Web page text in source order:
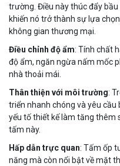
trường. Điều này thúc đẩy
khiến nó trở thành sự lựa
không gian thương mại.
Điều chỉnh độ ẩm: Tính chất
độ ẩm, ngăn ngừa nấm mốc
nhà thoải mái.
Thân thiện với môi trường:
triển nhanh chóng và yêu
yếu tố thiết kế làm tăng thêm
tấm này.
Hấp dẫn trực quan: Tấm ốp
năng mà còn nổi bật về mặt